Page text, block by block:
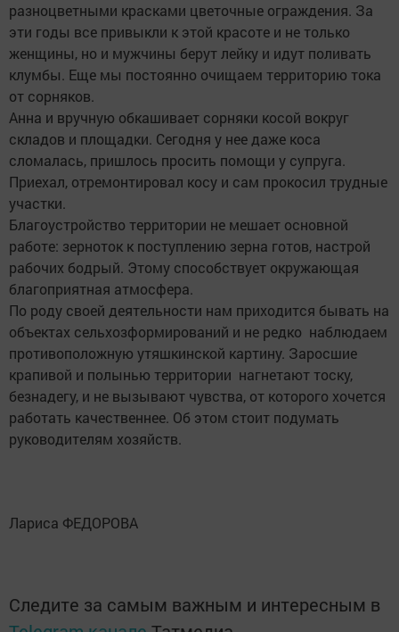
разноцветными красками цветочные ограждения. За
эти годы все привыкли к этой красоте и не только
женщины, но и мужчины берут лейку и идут поливать
клумбы. Еще мы постоянно очищаем территорию тока
от сорняков.
Анна и вручную обкашивает сорняки косой вокруг
складов и площадки. Сегодня у нее даже коса
сломалась, пришлось просить помощи у супруга.
Приехал, отремонтировал косу и сам прокосил трудные
участки.
Благоустройство территории не мешает основной
работе: зерноток к поступлению зерна готов, настрой
рабочих бодрый. Этому способствует окружающая
благоприятная атмосфера.
По роду своей деятельности нам приходится бывать на
объектах сельхозформирований и не редко наблюдаем
противоположную утяшкинской картину. Заросшие
крапивой и полынью территории нагнетают тоску,
безнадегу, и не вызывают чувства, от которого хочется
работать качественнее. Об этом стоит подумать
руководителям хозяйств.
Лариса ФЕДОРОВА
Следите за самым важным и интересным в